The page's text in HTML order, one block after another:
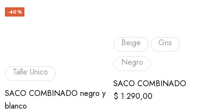
-40%
Talle Unico
SACO COMBINADO negro y
blanco
Beige
Gris
Negro
SACO COMBINADO
$ 1.290,00